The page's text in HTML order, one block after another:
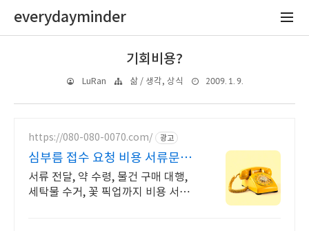
everydayminder
기회비용?
LuRan 삶 / 생각, 상식 2009. 1. 9.
https://080-080-0070.com/ 광고
심부름 접수 요청 비용 서류문서
샘플 당일 긴급배송
서류 전달, 약 수령, 물건 구매 대행,
세탁물 수거, 꽃 픽업까지 비용 서류